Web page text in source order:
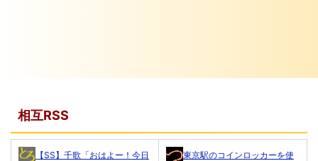
相互RSS
【SS】千歌「おはよー！今日
東京駅のコインロッカーを使